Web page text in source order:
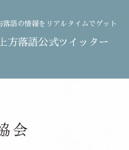
落語の情報をリアルタイムでゲット
上方落語公式ツイッター